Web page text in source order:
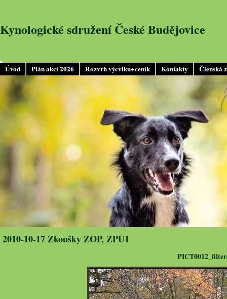
Úvod Plán akcí 2026 Rozvrh výcviku+ceník Kontakty Členská
Kynologické sdružení České Budějovice
2010-10-17 Zkoušky ZOP, ZPU1